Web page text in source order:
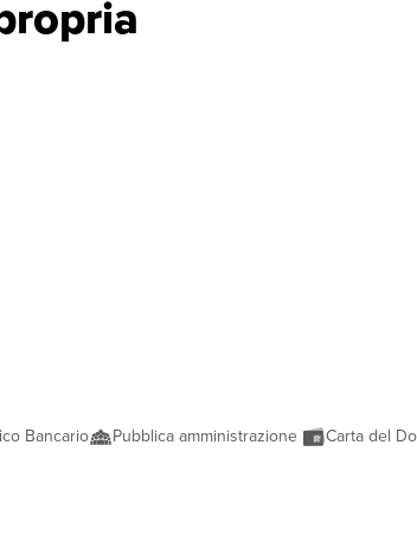
Bancario Pubblica amministrazione Carta del